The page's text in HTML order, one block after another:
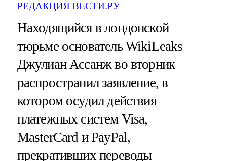
РЕДАКЦИЯ ВЕСТИ.РУ
Находящийся в лондонской
тюрьме основатель WikiLeaks
Джулиан Ассанж во вторник
распространил заявление, в
котором осудил действия
платежных систем Visa,
MasterCard и PayPal,
прекративших переводы